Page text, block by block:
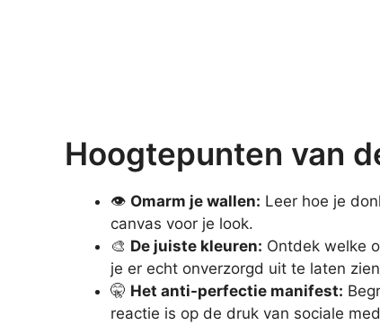
Hoogtepunten van
👁️ Omarm je wallen: Leer hoe je
canvas voor je look.
🎨 De juiste kleuren: Ontdek welke
je er echt onverzorgd uit te laten
🤫 Het anti-perfectie manifest:
reactie is op de druk van sociale